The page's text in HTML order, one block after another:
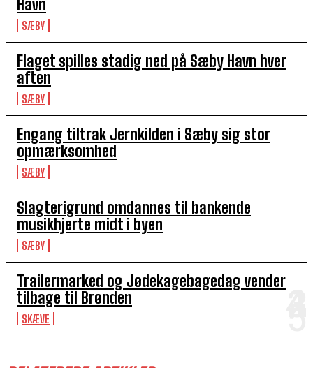
Havn
SÆBY
Flaget spilles stadig ned på Sæby Havn hver
aften
SÆBY
Engang tiltrak Jernkilden i Sæby sig stor
opmærksomhed
SÆBY
Slagterigrund omdannes til bankende
musikhjerte midt i byen
SÆBY
Trailermarked og Jødekagebagedag vender
tilbage til Brønden
SKÆVE